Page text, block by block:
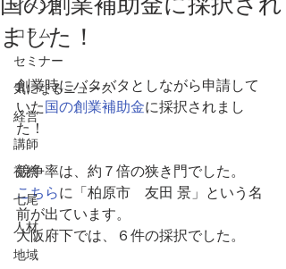
イベント
コラム
セミナー
気になるニュース
経営
講師
視察
七尾
人材
地域
ました！
創業時にバタバタとしながら申請して
いた国の創業補助金に採択されまし
た！
競争率は、約７倍の狭き門でした。
こちらに「柏原市　友田 景」という名
前が出ています。
大阪府下では、６件の採択でした。